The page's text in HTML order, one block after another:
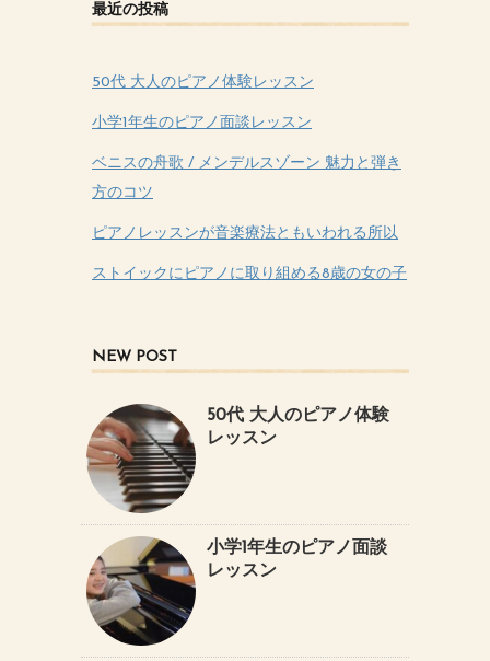
最近の投稿
50代 大人のピアノ体験レッスン
小学1年生のピアノ面談レッスン
ベニスの舟歌 / メンデルスゾーン 魅力と弾き
方のコツ
ピアノレッスンが音楽療法ともいわれる所以
ストイックにピアノに取り組める8歳の女の子
NEW POST
50代 大人のピアノ体験
レッスン
小学1年生のピアノ面談
レッスン